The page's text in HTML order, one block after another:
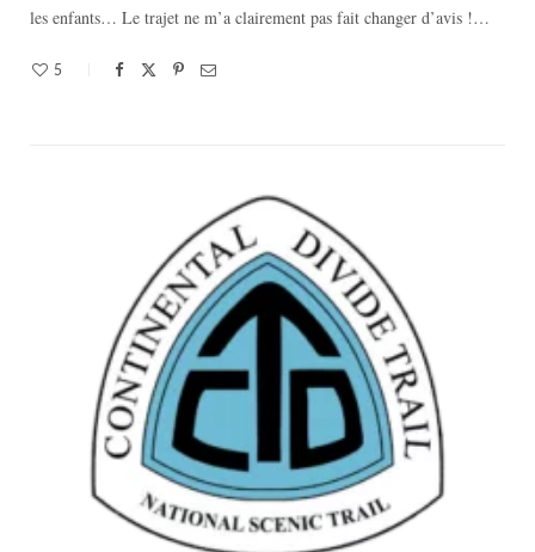
les enfants… Le trajet ne m’a clairement pas fait changer d’avis !…
5